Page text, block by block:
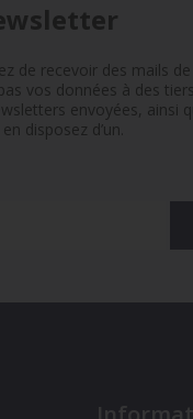
de recevoir des mails
vos données à des
envoyées, ainsi
disposez d’un.